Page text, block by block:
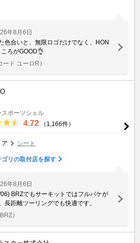
年8月6日
色合いと、無限ロゴだけでなく、HON
ろがGOOD👌
ード ユーロR）
スポーツシェル
4.72 （1,166件）
ア シート
ゴリの取付店を探す
年8月6日
BRZでもサーキットではフルバケが
長距離ツーリングでも快適です。
）